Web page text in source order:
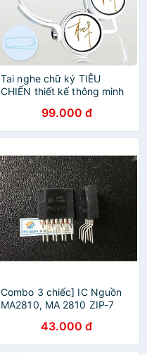
Tai nghe chữ ký TIÊU
CHIẾN thiết kế thông minh
99.000 đ
Combo 3 chiếc] IC Nguồn
MA2810, MA 2810 ZIP-7
43.000 đ